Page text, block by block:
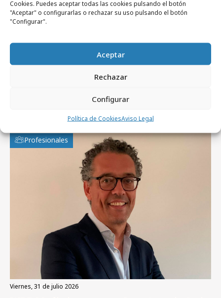
Cookies. Puedes aceptar todas las cookies pulsando el botón
"Aceptar" o configurarlas o rechazar su uso pulsando el botón
"Configurar".
Aceptar
Rechazar
Configurar
Política de CookiesAviso Legal
Noticias Relacionadas
Artículos recientes
Profesionales
viernes, 31 de julio 2026